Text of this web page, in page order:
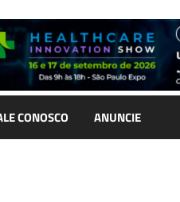
CONOSCO ANUNCIE